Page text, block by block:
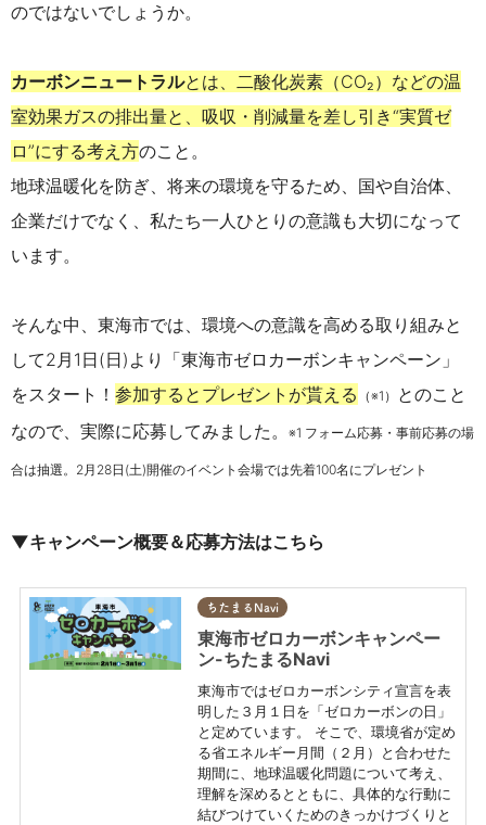
のではないでしょうか。
カーボンニュートラルとは、 二酸化炭素（CO₂）などの温
室効果ガスの排出量と、吸収・削減量を差し引き“実質ゼ
ロ”にする考え方のこと。
地球温暖化を防ぎ、将来の環境を守るため、国や自治体、
企業だけでなく、私たち一人ひとりの意識も大切になって
います。
そんな中、東海市では、環境への意識を高める取り組みと
して2月1日(日)より
「東海市ゼロカーボンキャンペーン」
をスタート！ 参加するとプレゼントが貰える （※1） とのこと
なので、実際に応募してみました。
※1 フォーム応募・事前応募の場
合は抽選。2月28日(土)開催のイベント会場では先着100名にプレゼント
▼キャンペーン概要＆応募方法はこちら
ちたまるNavi
東海市ゼロカーボンキャンペー
ン-ちたまるNavi
東海市ではゼロカーボンシティ宣言を表
明した３月１日を「ゼロカーボンの日」
と定めています。 そこで、環境省が定め
る省エネルギー月間（２月）と合わせた
期間に、地球温暖化問題について考え、
理解を深めるとともに、具体的な行動に
結びつけていくためのきっかけづくりと